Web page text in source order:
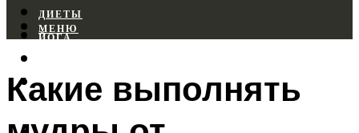
ДИЕТЫ
ЙОГА
ФИТНЕС
МЕНЮ
Какие выполнять